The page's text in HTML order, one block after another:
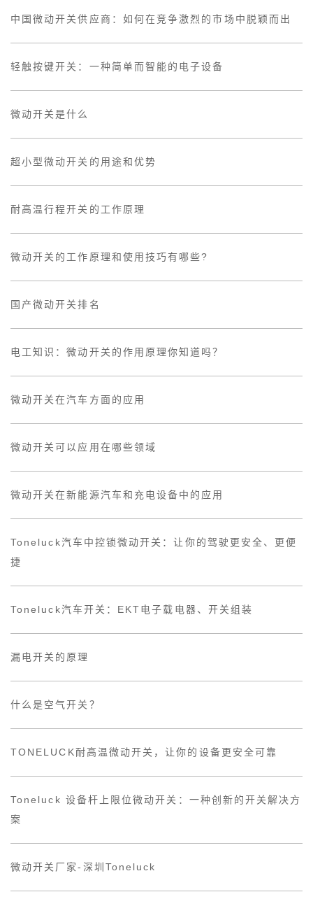
中国微动开关供应商：如何在竞争激烈的市场中脱颖而出
轻触按键开关：一种简单而智能的电子设备
微动开关是什么
超小型微动开关的用途和优势
耐高温行程开关的工作原理
微动开关的工作原理和使用技巧有哪些?
国产微动开关排名
电工知识：微动开关的作用原理你知道吗？
微动开关在汽车方面的应用
微动开关可以应用在哪些领域
微动开关在新能源汽车和充电设备中的应用
Toneluck汽车中控锁微动开关：让你的驾驶更安全、更便
捷
Toneluck汽车开关：EKT电子载电器、开关组装
漏电开关的原理
什么是空气开关？
TONELUCK耐高温微动开关，让你的设备更安全可靠
Toneluck 设备杆上限位微动开关：一种创新的开关解决方
案
微动开关厂家-深圳Toneluck